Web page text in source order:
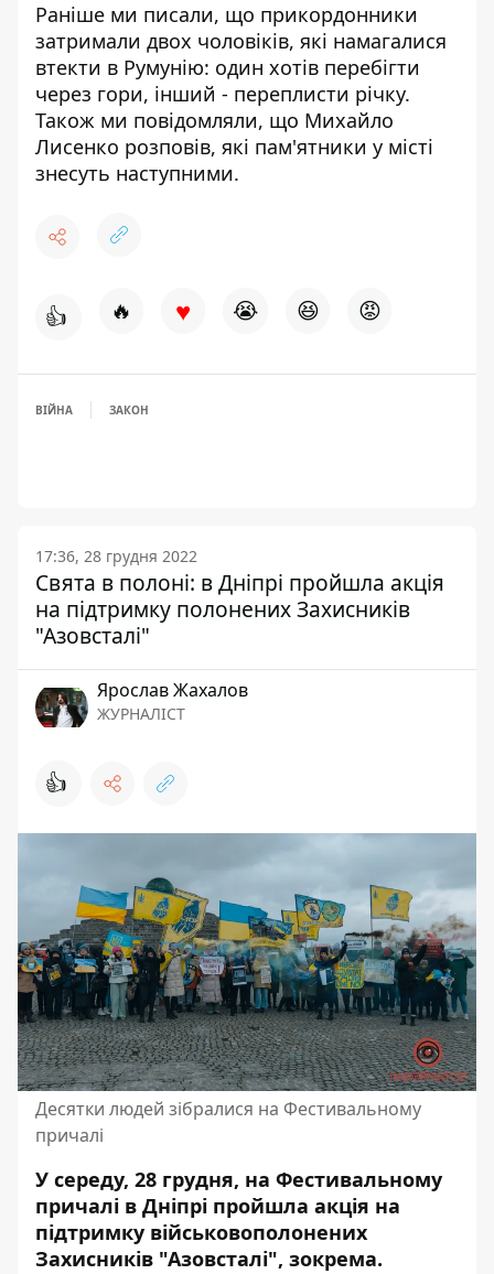
Раніше ми писали, що прикордонники
затримали двох чоловіків, які намагалися
втекти в Румунію: один хотів перебігти
через гори, інший - переплисти річку.
Також ми повідомляли, що Михайло
Лисенко розповів, які пам'ятники у місті
знесуть наступними.
👍 🔥 ♥ 😭 😆 😡
ВІЙНА ЗАКОН
17:36, 28 грудня 2022
Свята в полоні: в Дніпрі пройшла акція
на підтримку полонених Захисників
"Азовсталі"
Ярослав Жахалов
ЖУРНАЛІСТ
👍
Десятки людей зібралися на Фестивальному
причалі
У середу, 28 грудня, на Фестивальному
причалі в Дніпрі пройшла акція на
підтримку військовополонених
Захисників "Азовсталі", зокрема.